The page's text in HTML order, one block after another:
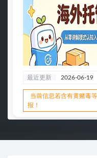
最近更新 2026-06-19
当前信息若含有黄赌毒
报！